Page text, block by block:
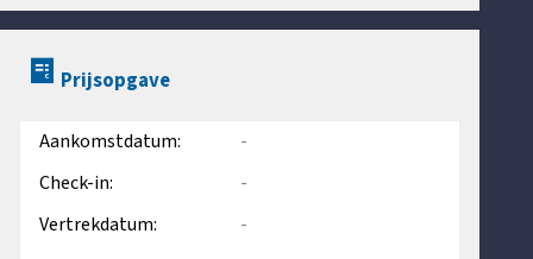
Prijsopgave
Aankomstdatum:
-
Check-in:
-
Vertrekdatum:
-